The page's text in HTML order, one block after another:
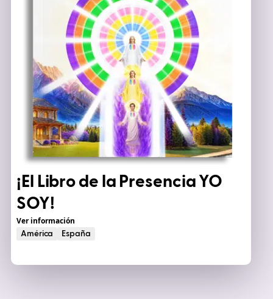
¡El Libro de la Presencia YO
SOY!
Ver información
América España